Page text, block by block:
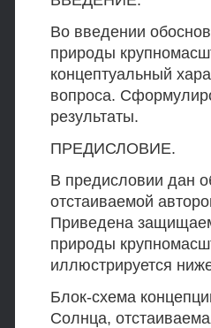
Во введении
природы
концептуальный
вопроса.
результаты.
ПРЕДИСЛОВИЕ.
В предисловии дан
отстаиваемой
Приведена
природы
иллюстрируется
Блок-схема
Солнца,